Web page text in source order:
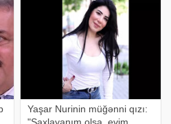
Yaşar Nurinin müğənni qızı: